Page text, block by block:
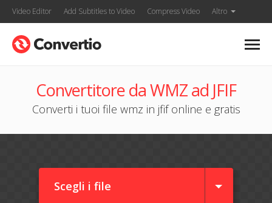
Video Editor Add Subtitles to Video Compress Video Altro
Convertitore da WMZ ad JFIF
Converti i tuoi file wmz in jfif online e gratis
Scegli i file